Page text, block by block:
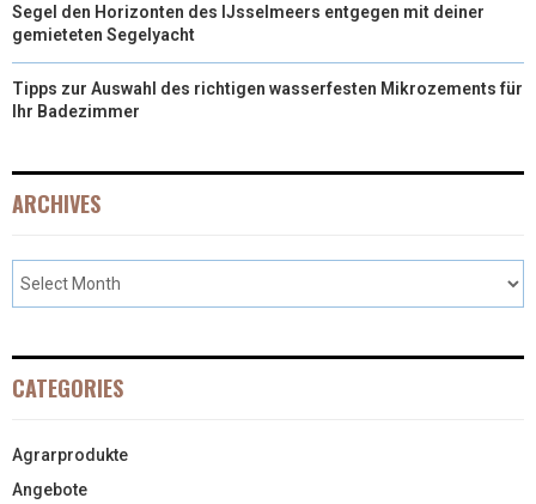
Segel den Horizonten des IJsselmeers entgegen mit deiner
gemieteten Segelyacht
Tipps zur Auswahl des richtigen wasserfesten Mikrozements für
Ihr Badezimmer
ARCHIVES
CATEGORIES
Agrarprodukte
Angebote